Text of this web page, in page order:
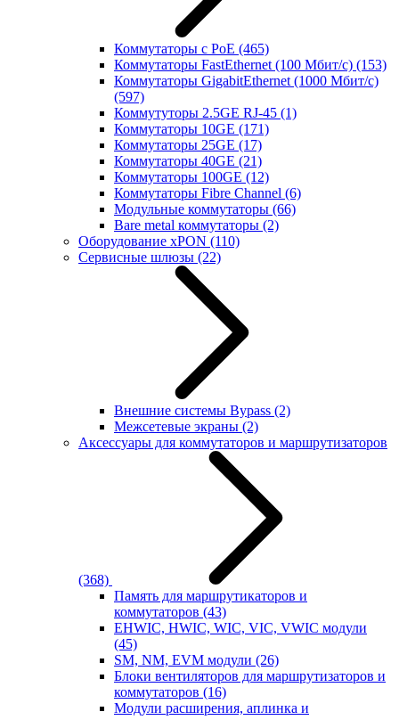
Коммутаторы с PoE (465)
Коммутаторы FastEthernet (100 Мбит/с) (153)
Коммутаторы GigabitEthernet (1000 Мбит/с)
(597)
Коммутуторы 2.5GE RJ-45 (1)
Коммутаторы 10GE (171)
Коммутаторы 25GE (17)
Коммутаторы 40GE (21)
Коммутаторы 100GE (12)
Коммутаторы Fibre Channel (6)
Модульные коммутаторы (66)
Bare metal коммутаторы (2)
Оборудование xPON (110)
Сервисные шлюзы (22)
Внешние системы Bypass (2)
Межсетевые экраны (2)
Аксессуары для коммутаторов и маршрутизаторов
(368)
Память для маршрутикаторов и
коммутаторов (43)
EHWIC, HWIC, WIC, VIC, VWIC модули
(45)
SM, NM, EVM модули (26)
Блоки вентиляторов для маршрутизаторов и
коммутаторов (16)
Модули расширения, аплинка и